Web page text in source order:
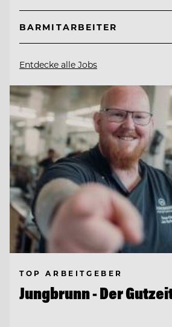
BARMITARBEITER
Entdecke alle Jobs
TOP ARBEITGEBER
Jungbrunn - Der